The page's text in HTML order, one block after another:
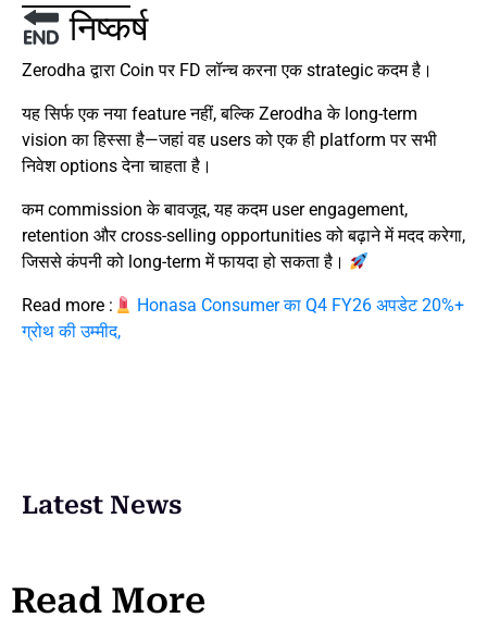
निष्कर्ष
Zerodha द्वारा Coin पर FD लॉन्च करना एक strategic कदम है।
यह सिर्फ एक नया feature नहीं, बल्कि Zerodha के long-term
vision का हिस्सा है—जहां वह users को एक ही platform पर सभी
निवेश options देना चाहता है।
कम commission के बावजूद, यह कदम user engagement,
retention और cross-selling opportunities को बढ़ाने में मदद करेगा,
जिससे कंपनी को long-term में फायदा हो सकता है।
Read more :
Honasa Consumer का Q4 FY26 अपडेट 20%+
ग्रोथ की उम्मीद,
Latest News
Read More